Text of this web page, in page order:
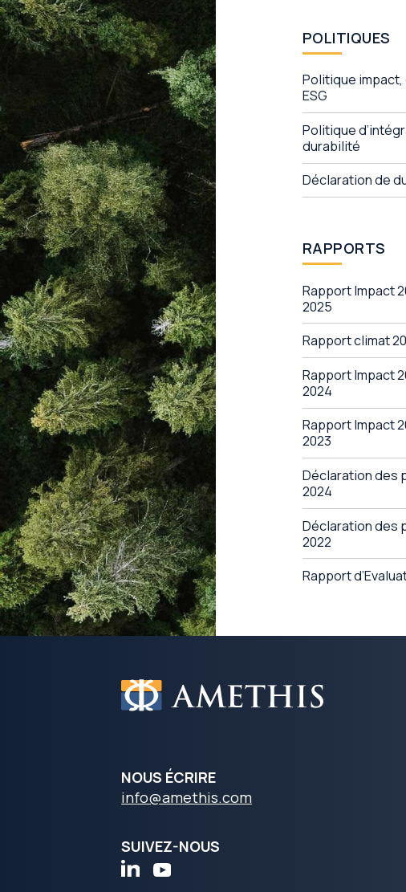
POLITIQUES
Politique
ESG
Politique
durabilité
Déclaration de
RAPPORTS
Rapport Impact
2025
Rapport climat
Rapport Impact
2024
Rapport Impact
2023
Déclaration des
2024
Déclaration des
2022
Rapport
NOUS ÉCRIRE
info@amethis.com
SUIVEZ-NOUS